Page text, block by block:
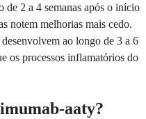
de 2 a 4 semanas após o início
notem melhorias mais cedo.
ao longo de 3 a 6
os processos inflamatórios do
aaty?